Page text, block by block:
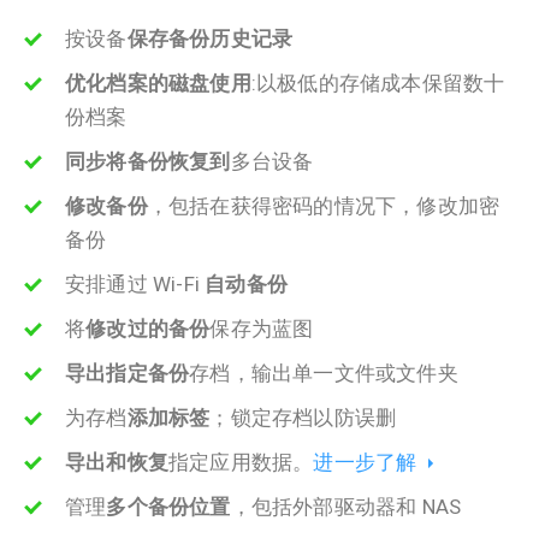
按设备保存备份历史记录
优化档案的磁盘使用 :以极低的存储成本保留数十
份档案
同步将备份恢复到 多台设备
修改备份，包括在获得密码的情况下，修改加密
备份
安排通过 Wi-Fi 自动备份
将修改过的备份保存为蓝图
导出指定备份存档，输出单一文件或文件夹
为存档添加标签 ；锁定存档以防误删
导出和恢复指定应用数据。进一步了解
管理多个备份位置 ，包括外部驱动器和 NAS